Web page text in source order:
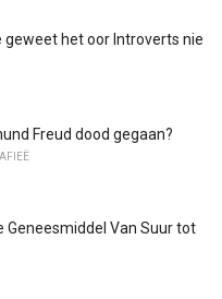
geweet het oor Introverts nie
Freud dood gegaan?
Geneesmiddel Van Suur tot